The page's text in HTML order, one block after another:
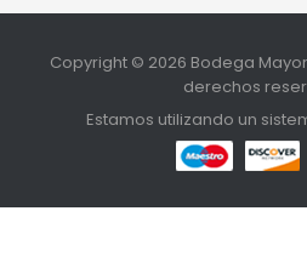
Copyright © 2026 Bodega
derechos
Estamos utilizando un